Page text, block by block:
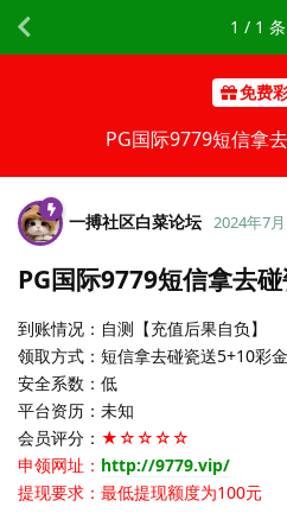
免费
PG国际9779短信拿
1 / 1 条
一搏社区白菜论坛 2024年7
PG国际9779短信拿去
到账情况：自测【充值后果自负】
领取方式：短信拿去碰瓷送5+10彩金
安全系数：低
平台资历：未知
会员评分： ★☆☆☆☆
申领网址： http://9779.vip/
提现要求：最低提现额度为100元